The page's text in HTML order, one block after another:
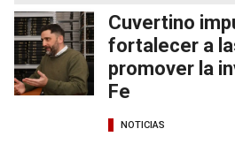
Cuvertino
fortalecer a
promover la
Fe
NOTICIAS